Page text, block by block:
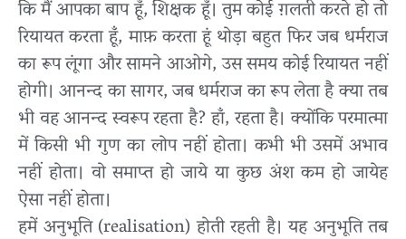
कि मैं आपका बाप हूँ, शिक्षक हूँ। तुम कोई ग़लती करते हो तो
रियायत करता हूँ, माफ़ करता हूं थोड़ा बहुत फिर जब धर्मराज
का रूप लूंगा और सामने आओगे, उस समय कोई रियायत नहीं
होगी। आनन्द का सागर, जब धर्मराज का रूप लेता है क्या तब
भी वह आनन्द स्वरूप रहता है? हाँ, रहता है। क्योंकि परमात्मा
में किसी भी गुण का लोप नहीं होता। कभी भी उसमें अभाव
नहीं होता। वो समाप्त हो जाये या कुछ अंश कम हो जायेह
ऐसा नहीं होता।
हमें अनुभूति (realisation) होती रहती है। यह अनुभूति तब